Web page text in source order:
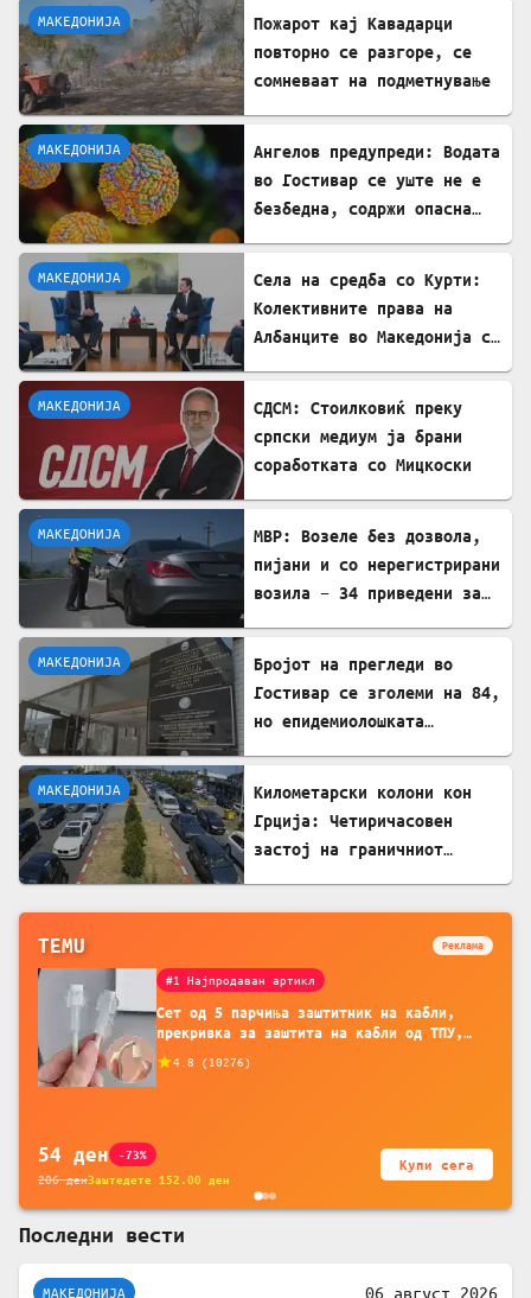
МАКЕДОНИЈА
Пожарот кај Кавадарци
повторно се разгоре, се
сомневаат на подметнување
МАКЕДОНИЈА
Ангелов предупреди: Водата
во Гостивар се уште не е
безбедна, содржи опасна
МАКЕДОНИЈА
Села на средба со Курти:
Колективните права на
Албанците во Македонија се
МАКЕДОНИЈА
СДСМ: Стоилковиќ преку
српски медиум ја брани
соработката со Мицкоски
МАКЕДОНИЈА
МВР: Возеле без дозвола,
пијани и со нерегистрирани
возила – 34 приведени за
МАКЕДОНИЈА
Бројот на прегледи во
Гостивар се зголеми на 84,
но епидемиолошката
МАКЕДОНИЈА
Километарски колони кон
Грција: Четиричасовен
застој на граничниот
TEMU Реклама
#1 Најпродаван артикл
Сет од 5 парчиња заштитник на кабли,
прекривка за заштита на кабли од ТПУ,
додатоци за заштита на кабли, без
батерија, за мобилни телефони, комплет
4.8 ( 10276)
54 ден -73%
206денЗаштедете 152.00 ден
Купи сега
Последни вести
МАКЕДОНИЈА 06 август 2026